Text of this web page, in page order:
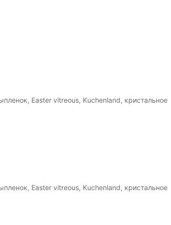
Easter vitreous, Kuchenland, кристальное
Easter vitreous, Kuchenland, кристальное